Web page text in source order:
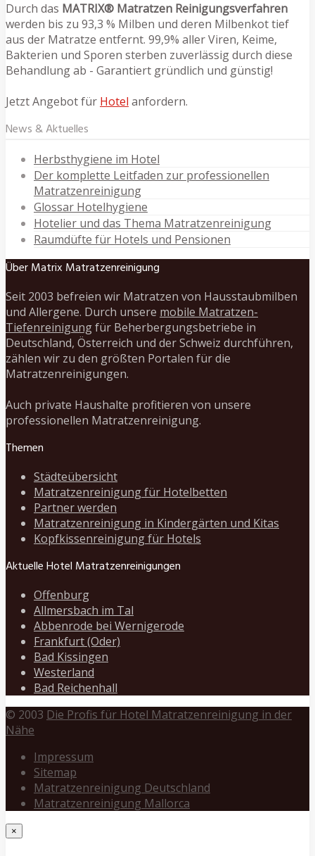
Durch das MATRIX® Matratzen Reinigungsverfahren
werden bis zu 93,3 % Milben und deren Milbenkot tief
aus der Matratze entfernt. 99,9% aller Viren, Keime,
Bakterien und Sporen sterben zuverlässig durch diese
Behandlung ab - Garantiert gründlich und günstig!
Jetzt Angebot für Hotel anfordern.
News & Aktuelles
Herbsthygiene im Hotel
Der komplette Leitfaden zur professionellen
Matratzenreinigung
Glossar Hotelhygiene
Hotelier und das Thema Matratzenreinigung
Raumdüfte für Hotels und Pensionen
Über Matrix Matratzenreinigung
Seit 2003 befreien wir Matratzen von Hausstaubmilben
und Allergene. Durch unsere mobile Matratzen-
Tiefenreinigungfür Beherbergungsbetriebe in
Deutschland, Österreich und der Schweiz durchführen,
zählen wir zu den größten Portalen für die
Matratzenreinigungen.
Auch private Haushalte profitieren von unsere
professionellen Matratzenreinigung.
Themen
Städteübersicht
Matratzenreinigung für Hotelbetten
Partner werden
Matratzenreinigung in Kindergärten und Kitas
Kopfkissenreinigung für Hotels
Aktuelle Hotel Matratzenreinigungen
Offenburg
Allmersbach im Tal
Abbenrode bei Wernigerode
Frankfurt (Oder)
Bad Kissingen
Westerland
Bad Reichenhall
© 2003 Die Profis für Hotel Matratzenreinigung in der
Nähe
Impressum
Sitemap
Matratzenreinigung Deutschland
Matratzenreinigung Mallorca
×